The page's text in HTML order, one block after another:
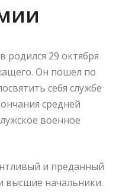
родился 29 октября
Он пошел по
себя службе
средней
военное
и преданный
высшие начальники.